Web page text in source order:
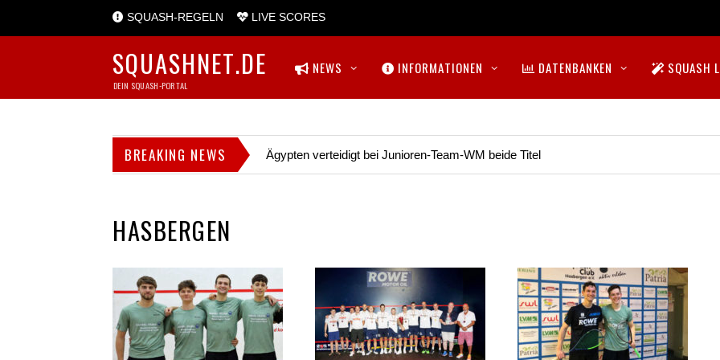
SQUASH-REGELN LIVE SCORES
SQUASHNET.DE
DEIN SQUASH-PORTAL
NEWS INFORMATIONEN DATENBANKEN SQUASH
BREAKING NEWS Ägypten verteidigt bei Junioren-Team-WM beide Titel
HASBERGEN